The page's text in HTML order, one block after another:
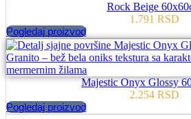
Rock Beige
1.791 RSD
Pogledaj proizvod
Majestic Onyx Glossy
2.254 RSD
Pogledaj proizvod